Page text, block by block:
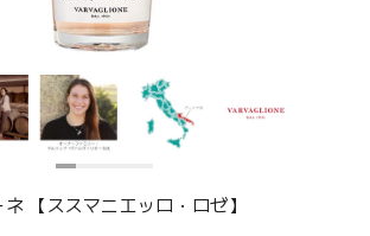
【ススマニエッロ・ロゼ】